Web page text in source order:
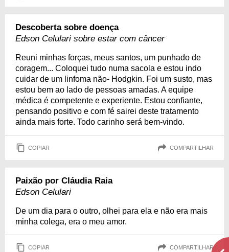
Descoberta sobre doença
Edson Celulari sobre estar com câncer
Reuni minhas forças, meus santos, um punhado de
coragem... Coloquei tudo numa sacola e estou indo
cuidar de um linfoma não- Hodgkin. Foi um susto, mas
estou bem ao lado de pessoas amadas. A equipe
médica é competente e experiente. Estou confiante,
pensando positivo e com fé sairei deste tratamento
ainda mais forte. Todo carinho será bem-vindo.
COPIAR COMPARTILHAR
Paixão por Cláudia Raia
Edson Celulari
De um dia para o outro, olhei para ela e não era mais
minha colega, era o meu amor.
COPIAR COMPARTILHAR